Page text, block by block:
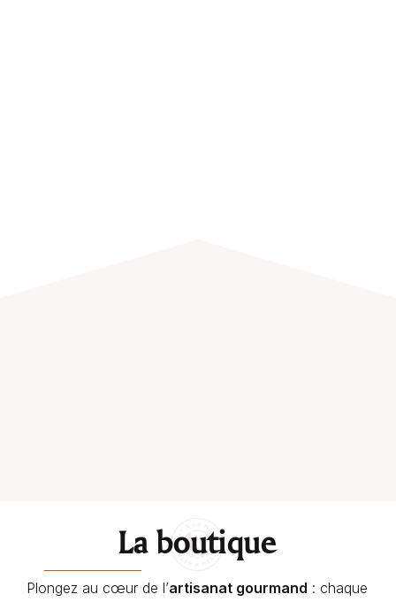
La boutique
Plongez au cœur de l’artisanat gourmand : chaque